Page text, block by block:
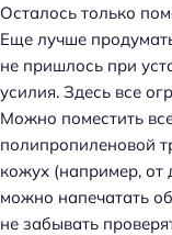
Осталось только
Еще лучше
не пришлось при
усилия. Здесь все
Можно поместить
полипропиленовой
кожух (например, от
можно напечатать
не забывать